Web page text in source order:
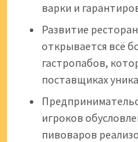
варки и
Развитие
открывается всё
гастропабов,
поставщиках
игроков
пивоваров